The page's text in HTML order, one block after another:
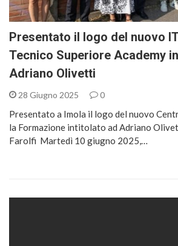
Presentato il logo del nuovo
Tecnico Superiore Academy
Adriano Olivetti
28 Giugno 2025 0
Presentato a Imola il logo del nuovo
la Formazione intitolato ad Adriano
Farolfi Martedì 10 giugno 2025,…